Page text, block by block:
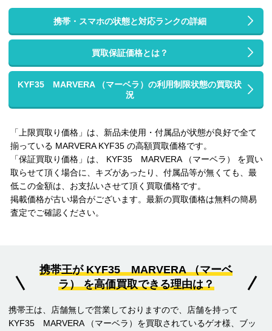
携帯・スマホの状態と対応ランクの詳細
買取保証価格とは？
KYF35 MARVERA （マーベラ）の利用制限状態の買取状
況
「上限買取り価格」は、新品未使用・付属品が状態が良好で全て
揃っている MARVERA KYF35 の高額買取価格です。
「保証買取り価格」は、 KYF35 MARVERA （マーベラ） を買い
取らせて頂く場合に、キズがあったり、付属品等が無くても、最
低この金額は、お支払いさせて頂く買取価格です。
掲載価格が古い場合がございます。最新の買取価格は無料の簡易
査定でご確認ください。
携帯王が KYF35 MARVERA （マーベ
ラ） を高価買取できる理由は？
携帯王は、店舗無しで営業しておりますので、店舗を持って
KYF35 MARVERA （マーベラ）を買取されているゲオ様、ブッ